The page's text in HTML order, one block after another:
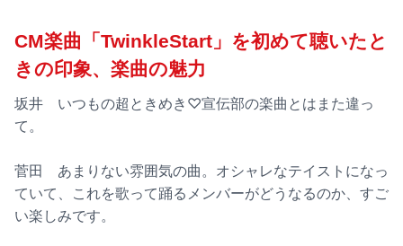
CM楽曲「TwinkleStart」を初めて聴いたと
きの印象、楽曲の魅力
坂井 いつもの超ときめき♡宣伝部の楽曲とはまた違っ
て。
菅田 あまりない雰囲気の曲。オシャレなテイストになっ
ていて、これを歌って踊るメンバーがどうなるのか、すご
い楽しみです。